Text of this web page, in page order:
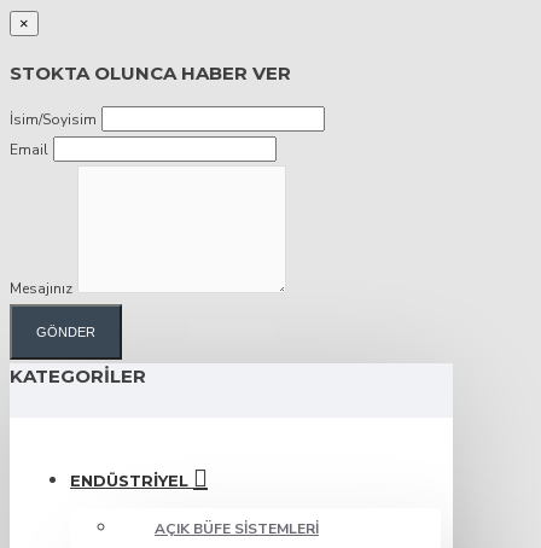
×
STOKTA OLUNCA HABER VER
İsim/Soyisim
Email
Mesajınız
GÖNDER
KATEGORILER
ENDÜSTRIYEL
AÇIK BÜFE SISTEMLERI